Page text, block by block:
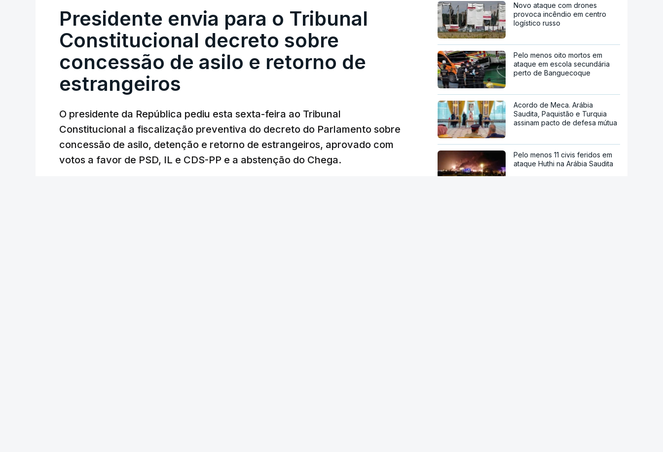
Presidente envia para o Tribunal
Constitucional decreto sobre
concessão de asilo e retorno de
estrangeiros
O presidente da República pediu esta sexta-feira ao Tribunal
Constitucional a fiscalização preventiva do decreto do Parlamento sobre
concessão de asilo, detenção e retorno de estrangeiros, aprovado com
votos a favor de PSD, IL e CDS-PP e a abstenção do Chega.
Novo ataque com drones
provoca incêndio em centro
logístico russo
Pelo menos oito mortos em
ataque em escola secundária
perto de Banguecoque
Acordo de Meca. Arábia
Saudita, Paquistão e Turquia
assinam pacto de defesa mútua
Pelo menos 11 civis feridos em
ataque Huthi na Arábia Saudita